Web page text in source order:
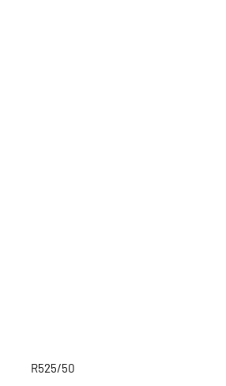
R525/50